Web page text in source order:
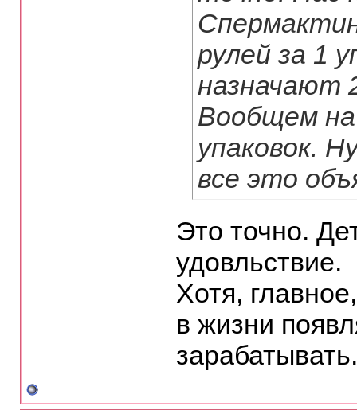
рулей за 1
назначают
Вообщем на
упаковок.
все это
Это точно.
удовльствие.
Хотя,
в жизни